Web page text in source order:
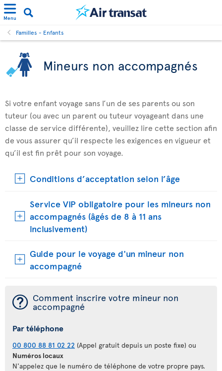
Menu
Familles - Enfants
Mineurs non accompagnés
Si votre enfant voyage sans l’un de ses parents ou son
tuteur (ou avec un parent ou tuteur voyageant dans une
classe de service différente), veuillez lire cette section afin
de vous assurer qu’il respecte les exigences en vigueur et
qu’il est fin prêt pour son voyage.
Conditions d’acceptation selon l’âge
Service VIP obligatoire pour les mineurs non
accompagnés (âgés de 8 à 11 ans
inclusivement)
Guide pour le voyage d'un mineur non
accompagné
¯ Comment inscrire votre mineur non
accompagné
Par téléphone
00 800 88 81 02 22 (Appel gratuit depuis un poste fixe) ou
Numéros locaux
N'appelez que le numéro de téléphone de votre propre pays.